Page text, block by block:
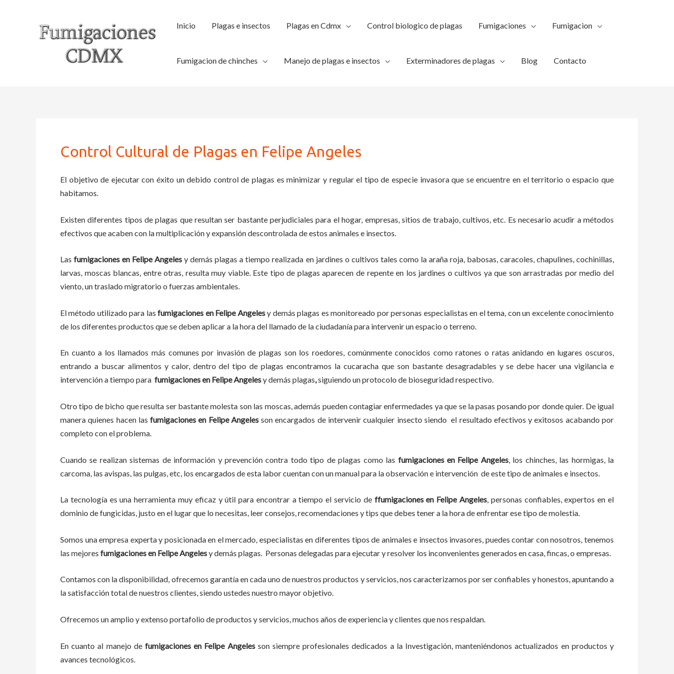
Inicio Plagas e insectos Plagas en Cdmx Control biologico de plagas Fumigaciones Fumigacion
Fumigacion de chinches Manejo de plagas e insectos Exterminadores de plagas Blog Contacto
Control Cultural de Plagas en Felipe Angeles
El objetivo de ejecutar con éxito un debido control de plagas es minimizar y regular el tipo de especie invasora que se encuentre en el territorio o espacio que
habitamos.
Existen diferentes tipos de plagas que resultan ser bastante perjudiciales para el hogar, empresas, sitios de trabajo, cultivos, etc. Es necesario acudir a métodos
efectivos que acaben con la multiplicación y expansión descontrolada de estos animales e insectos.
Las fumigacionesen Felipe Angelesy demás plagas atiempo realizada enjardines o cultivos tales como la araña roja, babosas, caracoles, chapulines, cochinillas,
larvas, moscas blancas, entre otras, resulta muy viable. Este tipo de plagas aparecen de repente en los jardines o cultivos ya que son arrastradas por medio del
viento, un traslado migratorio o fuerzas ambientales.
El método utilizado para las fumigaciones en Felipe Angelesy demás plagas es monitoreado por personas especialistas en el tema, con un excelente conocimiento
de los diferentes productos que se deben aplicar a la hora del llamado de la ciudadanía para intervenir un espacio o terreno.
En cuanto a los llamados más comunes por invasión de plagas son los roedores, comúnmente conocidos como ratones o ratas anidando en lugares oscuros,
entrando a buscar alimentos y calor, dentro del tipo de plagas encontramos la cucaracha que son bastante desagradables y se debe hacer una vigilancia e
intervención a tiempo para fumigacionesen Felipe Angelesy demás plagas,siguiendo un protocolo de bioseguridad respectivo.
Otro tipo de bicho que resulta ser bastante molesta son las moscas, además pueden contagiar enfermedades ya que se la pasas posando por donde quier. De igual
manera quienes hacen las fumigaciones en Felipe Angelesson encargados de intervenir cualquier insecto siendo el resultado efectivos y exitosos acabando por
completo con el problema.
Cuando se realizan sistemas de información y prevención contra todo tipo de plagas como las fumigacionesen Felipe Angeles, los chinches, las hormigas, la
carcoma, las avispas, las pulgas, etc, los encargados de esta laborcuentan con un manual para la observación e intervención de este tipo de animales e insectos.
La tecnología es una herramienta muy eficaz y útil para encontrar a tiempo el servicio de ffumigaciones en Felipe Angeles, personas confiables, expertos en el
dominio de fungicidas, justo en el lugar que lo necesitas, leer consejos, recomendaciones y tips que debes tener a la hora de enfrentar ese tipo de molestia.
Somos una empresa experta y posicionada en el mercado, especialistas en diferentes tipos de animales e insectos invasores, puedes contar con nosotros, tenemos
las mejores fumigacionesen Felipe Angelesy demás plagas. Personas delegadas para ejecutar y resolver los inconvenientes generados en casa, fincas, o empresas.
Contamos con la disponibilidad, ofrecemos garantía en cada uno de nuestros productos y servicios, nos caracterizamos por ser confiables y honestos, apuntando a
la satisfacción total de nuestros clientes, siendo ustedes nuestro mayor objetivo.
Ofrecemos un amplio y extenso portafolio de productos y servicios, muchos años de experiencia y clientes que nos respaldan.
En cuanto al manejo defumigacionesen Felipe Angeles son siempre profesionales dedicados a la Investigación, manteniéndonos actualizados en productos y
avances tecnológicos.